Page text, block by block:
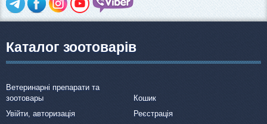
Каталог зоотоварів
Ветеринарні препарати та
зоотовары
Кошик
Увійти, авторизація
Реєстрація